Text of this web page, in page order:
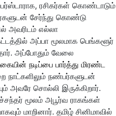
ரசிகர்கள் கொண்டாடும்
சேர்ந்து கொண்டு
அவரிடம் எல்லா
அப்பா மூலமாக பெங்களூர்
அப்போதும் வேலை
நடிப்பை பார்த்து மிரண்ட
நாட்களிலும் நண்பர்களுடன்
அவரே சொல்லி இருக்கிறார்.
மூலம் அபூர்வ ராகங்கள்
மாறினார். தமிழ் சினிமாவில்